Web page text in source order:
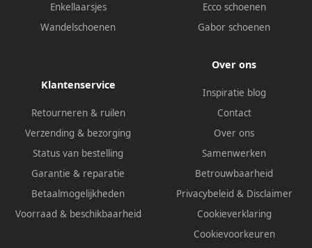
Enkellaarsjes
Wandelschoenen
Ecco schoenen
Gabor schoenen
Klantenservice
Retourneren & ruilen
Verzending & bezorging
Status van bestelling
Garantie & reparatie
Betaalmogelijkheden
Voorraad & beschikbaarheid
Over ons
Inspiratie blog
Contact
Over ons
Samenwerken
Betrouwbaarheid
Privacybeleid & Disclaimer
Cookieverklaring
Cookievoorkeuren